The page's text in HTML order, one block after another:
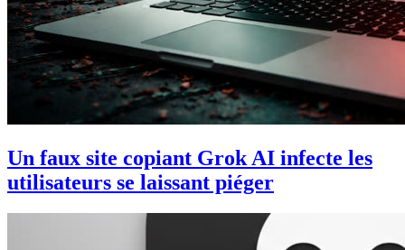
Un faux site copiant Grok AI infecte les
utilisateurs se laissant piéger